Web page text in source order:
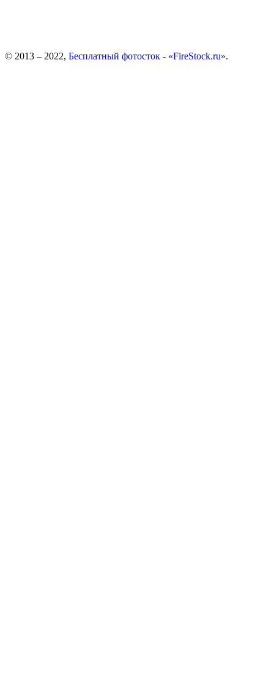
© 2013 – 2022, Бесплатный фотосток - «FireStock.ru».